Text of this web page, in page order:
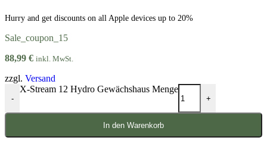
Hurry and get discounts on all Apple devices up to 20%
Sale_coupon_15
88,99 € inkl. MwSt.
zzgl. Versand
-
X-Stream 12 Hydro Gewächshaus Menge
+
In den Warenkorb